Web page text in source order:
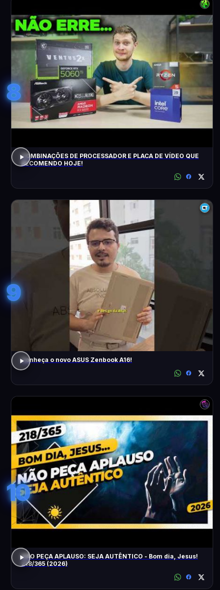
8
COMBINAÇÕES DE PROCESSADOR E PLACA DE VÍDEO QUE
RECOMENDO HOJE!
9
Conheça o novo ASUS Zenbook A16!
10
NÃO PEÇA APLAUSO: SEJA AUTÊNTICO - Bom dia, Jesus!
218/365 (2026)